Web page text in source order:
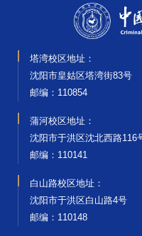
塔湾校区地址：
沈阳市皇姑区塔湾街83号
邮编‌：110854
蒲河校区地址：
沈阳市于洪区沈北西路116
邮编‌：110141
白山路校区地址：
沈阳市于洪区白山路4号
邮编‌：110148